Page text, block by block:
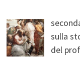
sulla
del